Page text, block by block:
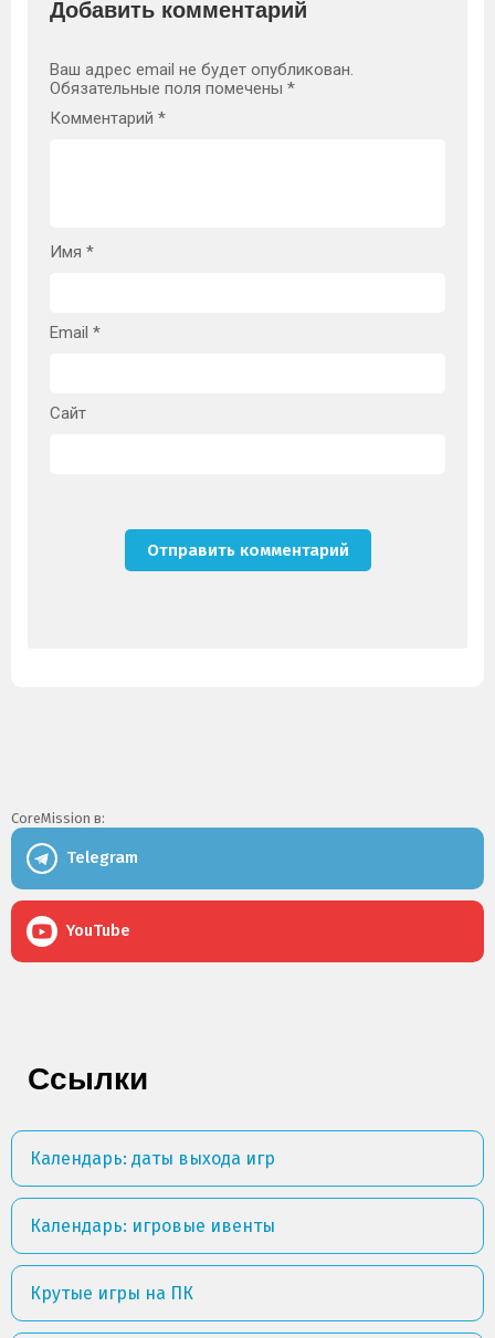
Добавить комментарий
Ваш адрес email не будет опубликован.
Обязательные поля помечены *
Комментарий *
Имя *
Email *
Сайт
CoreMission в:
Telegram
YouTube
Ссылки
Календарь: даты выхода игр
Календарь: игровые ивенты
Крутые игры на ПК